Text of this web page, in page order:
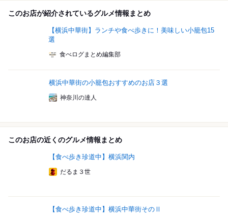
このお店が紹介されているグルメ情報まとめ
【横浜中華街】ランチや食べ歩きに！美味しい小籠包15
選
食べログまとめ編集部
横浜中華街の小籠包おすすめのお店３選
神奈川の達人
このお店の近くのグルメ情報まとめ
【食べ歩き珍道中】横浜関内
だるま３世
【食べ歩き珍道中】横浜中華街そのⅡ